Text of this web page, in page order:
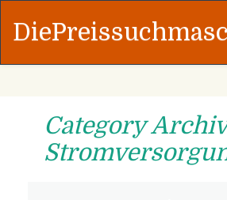
Category